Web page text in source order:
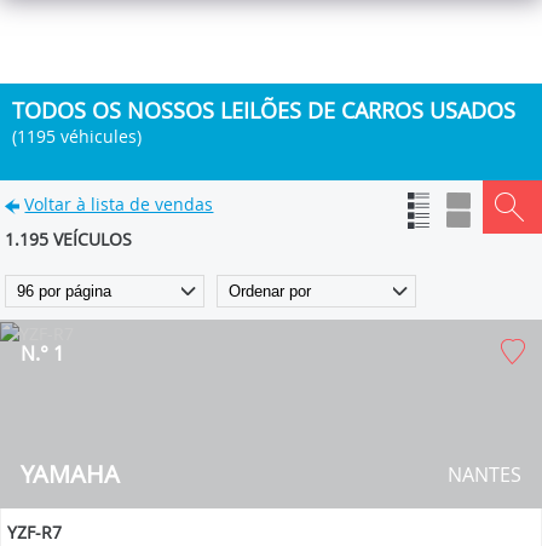
TODOS OS NOSSOS LEILÕES DE CARROS USADOS
(1195 véhicules)
Voltar à lista de vendas
1.195 VEÍCULOS
YAMAHA
N.° 1
NANTES
YZF-R7